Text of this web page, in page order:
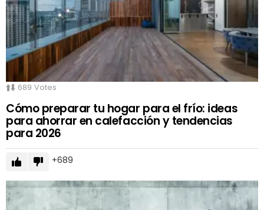
689 Votes
Cómo preparar tu hogar para el frío: ideas
para ahorrar en calefacción y tendencias
para 2026
689